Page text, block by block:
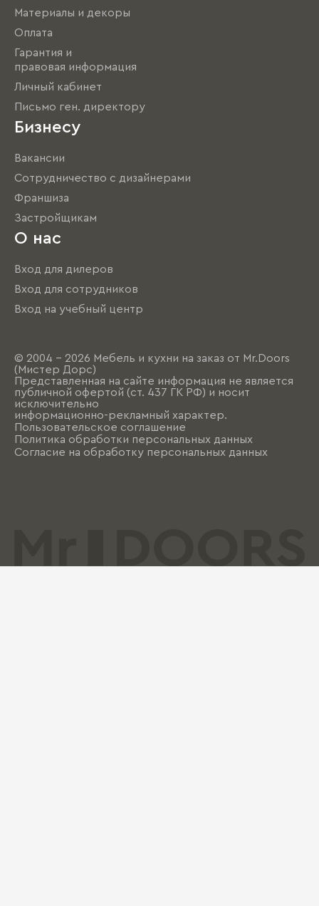
Материалы и декоры
Оплата
Гарантия и
правовая информация
Личный кабинет
Письмо ген. директору
Бизнесу
Вакансии
Сотрудничество с дизайнерами
Франшиза
Застройщикам
О нас
Вход для дилеров
Вход для сотрудников
Вход на учебный центр
© 2004 - 2026 Мебель и кухни на заказ от Mr.Doors
(Мистер Дорс)
Представленная на сайте информация не является
публичной офертой (ст. 437 ГК РФ) и носит
исключительно
информационно-рекламный характер.
Пользовательское соглашение
Политика обработки персональных данных
Согласие на обработку персональных данных